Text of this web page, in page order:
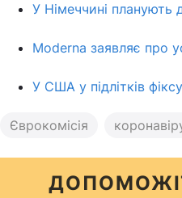
У Німеччині планують
Moderna заявляє про
У США у підлітків
Єврокомісія